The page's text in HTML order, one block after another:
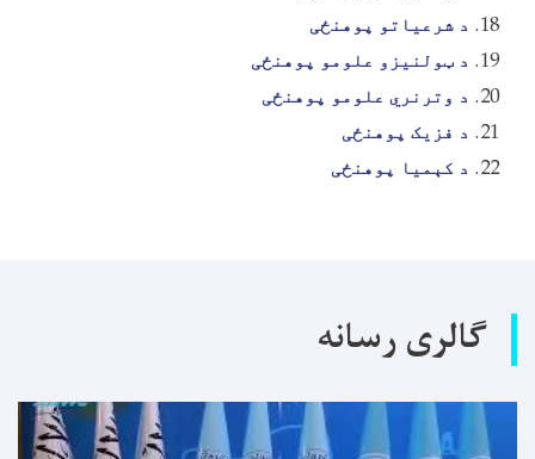
د شرعیاتو پوهنځی
د ټولنیزو علومو پوهنځی
د وترنري علومو پوهنځی
د فزیک پوهنځی
د کېمیا پوهنځی
گالری رسانه